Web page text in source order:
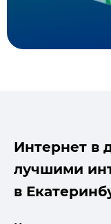
Интернет в
лучшими
в